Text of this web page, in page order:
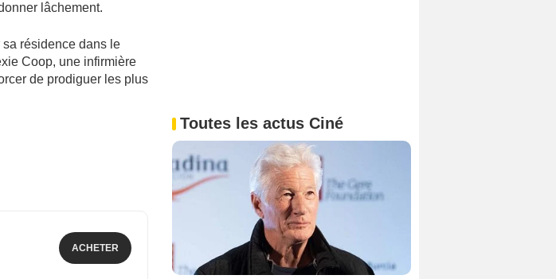
lâchement.
résidence dans le
Coop, une infirmière
de prodiguer les plus
ACHETER
Toutes les actus Ciné